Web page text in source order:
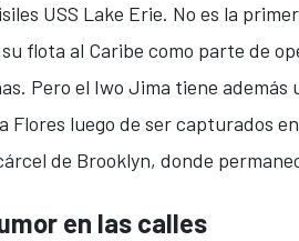
USS Lake Erie. No es la
flota al Caribe como parte de
Pero el Iwo Jima tiene
Flores luego de ser capturados
de Brooklyn, donde
en las calles